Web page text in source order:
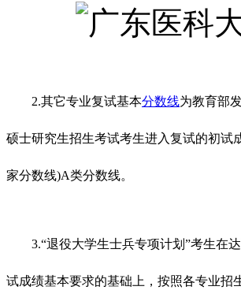
2.其它专业复试基本分数线为教育部
硕士研究生招生考试考生进入复试的初试
家分数线)A类分数线。
3.“退役大学生士兵专项计划”考生在达
试成绩基本要求的基础上，按照各专业招